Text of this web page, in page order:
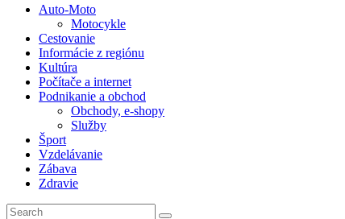
Auto-Moto
Motocykle
Cestovanie
Informácie z regiónu
Kultúra
Počítače a internet
Podnikanie a obchod
Obchody, e-shopy
Služby
Šport
Vzdelávanie
Zábava
Zdravie